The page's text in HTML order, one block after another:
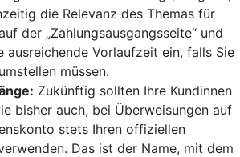
die Relevanz des Themas für
der „Zahlungsausgangsseite“ und
ausreichende Vorlaufzeit ein, falls Sie
müssen.
Zukünftig sollten Ihre Kundinnen
bisher auch, bei Überweisungen auf
stets Ihren offiziellen
Das ist der Name, mit dem